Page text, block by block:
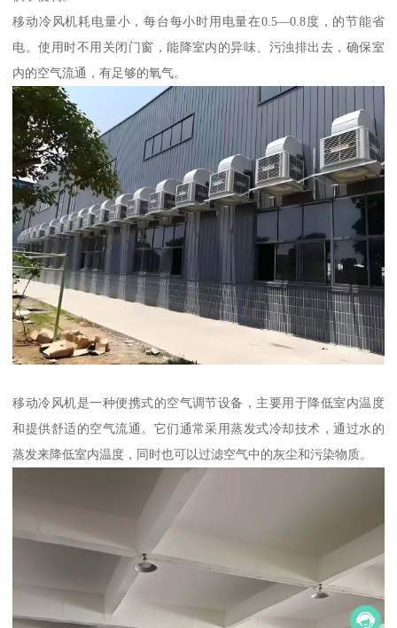
移动冷风机耗电量小，每台每小时用电量在0.5—0.8度，的节能省
电。使用时不用关闭门窗，能降室内的异味、污浊排出去，确保室
内的空气流通，有足够的氧气。
移动冷风机是一种便携式的空气调节设备，主要用于降低室内温度
和提供舒适的空气流通。它们通常采用蒸发式冷却技术，通过水的
蒸发来降低室内温度，同时也可以过滤空气中的灰尘和污染物质。